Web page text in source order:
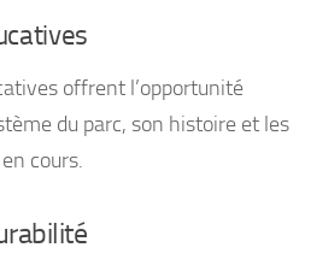
offrent l’opportunité
du parc, son histoire et les
cours.